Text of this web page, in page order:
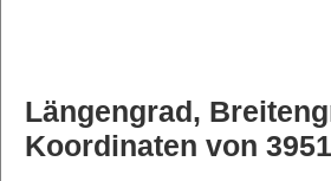
Längengrad,
Koordinaten von